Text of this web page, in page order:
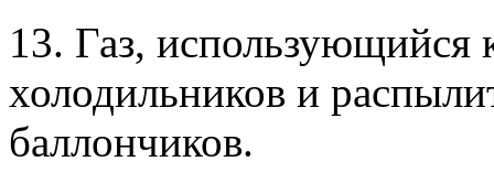
13. Газ, использующийся
холодильников и
баллончиков.